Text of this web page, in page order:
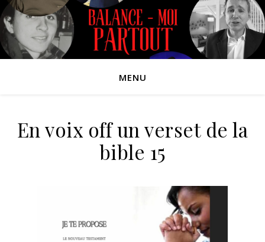
MENU
En voix off un verset de la
bible 15